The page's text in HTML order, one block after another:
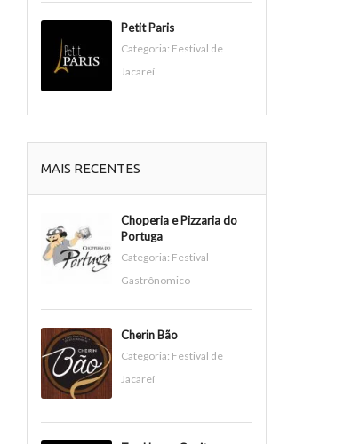
Petit Paris
Categoria: Festival de
Jacareí
MAIS RECENTES
Choperia e Pizzaria do
Portuga
Categoria: Festival
Gastrônomico
Cherin Bão
Categoria: Festival de
Jacareí